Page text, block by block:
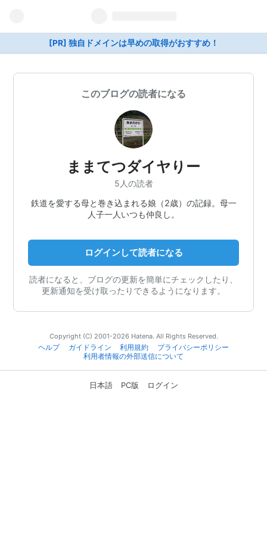
[PR] 独自ドメインは早めの取得がおすすめ！
このブログの読者になる
ままてつダイヤりー
5人の読者
鉄道を愛する母と巻き込まれる娘（2歳）の記録。母一
人子一人いつも仲良し。
ログインして読者になる
読者になると、ブログの更新を簡単にチェックしたり、
更新通知を受け取ったりできるようになります。
Copyright (C) 2001-2026 Hatena. All Rights Reserved.
ヘルプ
ガイドライン 利用規約
プライバシーポリシー
利用者情報の外部送信について
日本語 PC版 ログイン